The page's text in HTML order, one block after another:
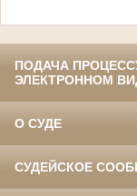
ПОДАЧА
ЭЛЕКТРОННОМ
О СУДЕ
СУДЕЙСКОЕ